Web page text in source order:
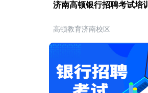
济南高顿银行招聘考试培训
高顿教育济南校区